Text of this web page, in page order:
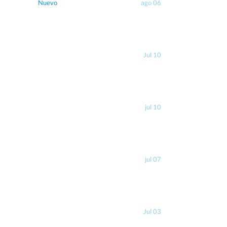
Nuevo ago 06
Jul 10
jul 10
jul 07
Jul 03